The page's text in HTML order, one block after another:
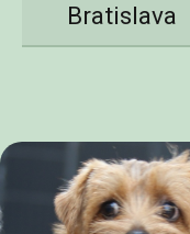
Bratislava